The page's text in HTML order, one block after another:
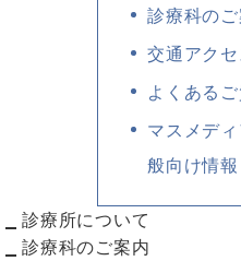
診療科の
交通アクセ
よくあるご
マスメデ
般向け情報
診療所について
診療科のご案内